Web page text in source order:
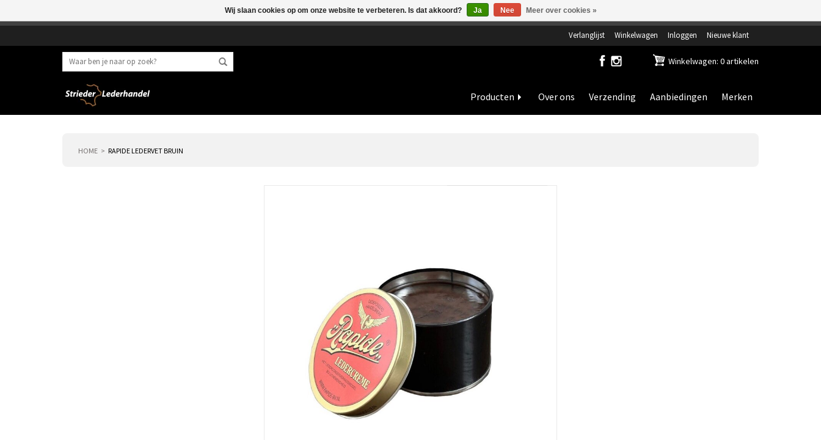
Verlanglijst Winkelwagen Inloggen Nieuwe klant
Winkelwagen: 0 artikelen
Producten Over ons Verzending Aanbiedingen Merken
HOME RAPIDE LEDERVET BRUIN
Wij slaan cookies op om onze website te verbeteren. Is dat akkoord? Ja Nee Meer over cookies »
Beste klant, I.v.m. de vakantieperiode zijn wij in juli en augustus op dinsdag en woensdag gesloten.